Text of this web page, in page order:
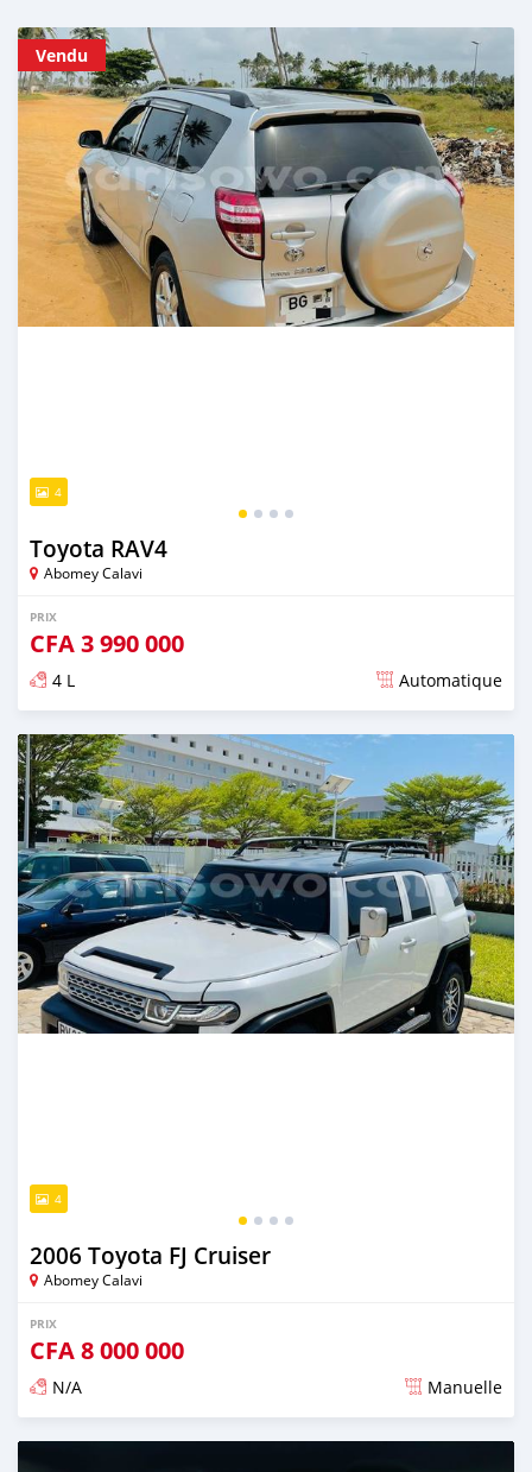
Vendu
4
Toyota RAV4
Abomey Calavi
PRIX
CFA3 990 000
4 L Automatique
Publié il y a presque 5 ans
4
2006 Toyota FJ Cruiser
Abomey Calavi
PRIX
CFA8 000 000
N/A Manuelle
Publié il y a presque 5 ans